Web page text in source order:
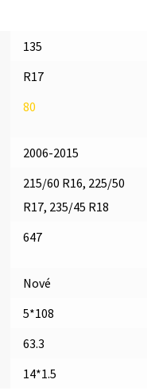
135
R17
80
2006-2015
215/60 R16, 225/50
R17, 235/45 R18
647
Nové
5*108
63.3
14*1.5